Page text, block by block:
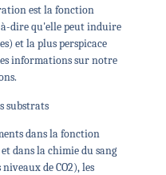
est la fonction
dire qu'elle peut induire
et la plus perspicace
informations sur notre
substrats
dans la fonction
dans la chimie du sang
de CO2), les